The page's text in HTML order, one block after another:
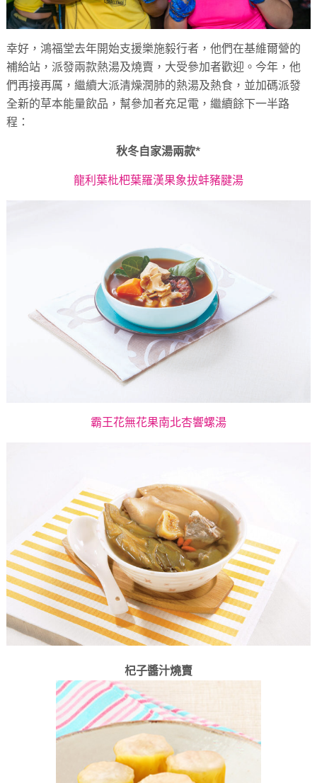
幸好，鴻福堂去年開始支援樂施毅行者，他們在基維爾營的
補給站，派發兩款熱湯及燒賣，大受參加者歡迎。今年，他
們再接再厲，繼續大派清燥潤肺的熱湯及熱食，並加碼派發
全新的草本能量飲品，幫參加者充足電，繼續餘下一半路
程：
秋冬自家湯兩款*
龍利葉枇杷葉羅漢果象拔蚌豬腱湯
霸王花無花果南北杏響螺湯
杞子醬汁燒賣